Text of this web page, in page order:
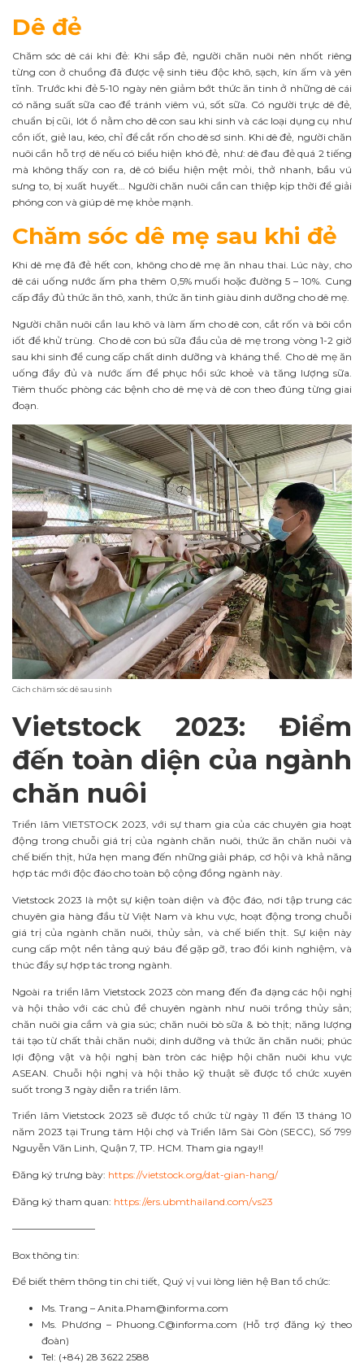
Dê đẻ
Chăm sóc dê cái khi đẻ: Khi sắp đẻ, người chăn nuôi nên nhốt riêng
từng con ở chuồng đã được vệ sinh tiêu độc khô, sạch, kín ấm và yên
tĩnh. Trước khi đẻ 5-10 ngày nên giảm bớt thức ăn tinh ở những dê cái
có năng suất sữa cao để tránh viêm vú, sốt sữa. Có người trực dê đẻ,
chuẩn bị cũi, lót ổ nằm cho dê con sau khi sinh và các loại dụng cụ như
cồn iốt, giẻ lau, kéo, chỉ để cắt rốn cho dê sơ sinh. Khi dê đẻ, người chăn
nuôi cần hỗ trợ dê nếu có biểu hiện khó đẻ, như: dê đau đẻ quá 2 tiếng
mà không thấy con ra, dê có biểu hiện mệt mỏi, thở nhanh, bầu vú
sưng to, bị xuất huyết… Người chăn nuôi cần can thiệp kịp thời để giải
phóng con và giúp dê mẹ khỏe mạnh.
Chăm sóc dê mẹ sau khi đẻ
Khi dê mẹ đã đẻ hết con, không cho dê mẹ ăn nhau thai. Lúc này, cho
dê cái uống nước ấm pha thêm 0,5% muối hoặc đường 5 – 10%. Cung
cấp đầy đủ thức ăn thô, xanh, thức ăn tinh giàu dinh dưỡng cho dê mẹ.
Người chăn nuôi cần lau khô và làm ấm cho dê con, cắt rốn và bôi cồn
iốt để khử trùng. Cho dê con bú sữa đầu của dê mẹ trong vòng 1-2 giờ
sau khi sinh để cung cấp chất dinh dưỡng và kháng thể. Cho dê mẹ ăn
uống đầy đủ và nước ấm để phục hồi sức khoẻ và tăng lượng sữa.
Tiêm thuốc phòng các bệnh cho dê mẹ và dê con theo đúng từng giai
đoạn.
Cách chăm sóc dê sau sinh
Vietstock 2023: Điểm
đến toàn diện của ngành
chăn nuôi
Triển lãm VIETSTOCK 2023, với sự tham gia của các chuyên gia hoạt
động trong chuỗi giá trị của ngành chăn nuôi, thức ăn chăn nuôi và
chế biến thịt, hứa hẹn mang đến những giải pháp, cơ hội và khả năng
hợp tác mới độc đáo cho toàn bộ cộng đồng ngành này.
Vietstock 2023 là một sự kiện toàn diện và độc đáo, nơi tập trung các
chuyên gia hàng đầu từ Việt Nam và khu vực, hoạt động trong chuỗi
giá trị của ngành chăn nuôi, thủy sản, và chế biến thịt. Sự kiện này
cung cấp một nền tảng quý báu để gặp gỡ, trao đổi kinh nghiệm, và
thúc đẩy sự hợp tác trong ngành.
Ngoài ra triển lãm Vietstock 2023 còn mang đến đa dạng các hội nghị
và hội thảo với các chủ đề chuyên ngành như nuôi trồng thủy sản;
chăn nuôi gia cầm và gia súc; chăn nuôi bò sữa & bò thịt; năng lượng
tái tạo từ chất thải chăn nuôi; dinh dưỡng và thức ăn chăn nuôi; phúc
lợi động vật và hội nghị bàn tròn các hiệp hội chăn nuôi khu vực
ASEAN. Chuỗi hội nghị và hội thảo kỹ thuật sẽ được tổ chức xuyên
suốt trong 3 ngày diễn ra triển lãm.
Triển lãm Vietstock 2023 sẽ được tổ chức từ ngày 11 đến 13 tháng 10
năm 2023 tại Trung tâm Hội chợ và Triển lãm Sài Gòn (SECC), Số 799
Nguyễn Văn Linh, Quận 7, TP. HCM. Tham gia ngay!!
Đăng ký trưng bày: https://vietstock.org/dat-gian-hang/
Đăng ký tham quan: https://ers.ubmthailand.com/vs23
————————–
Box thông tin:
Để biết thêm thông tin chi tiết, Quý vị vui lòng liên hệ Ban tổ chức:
Ms. Trang – Anita.Pham@informa.com
Ms. Phương – Phuong.C@informa.com (Hỗ trợ đăng ký theo
đoàn)
Tel: (+84) 28 3622 2588